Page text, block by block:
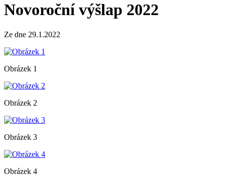
Novoroční výšlap 2022
Ze dne 29.1.2022
Obrázek 1
Obrázek 2
Obrázek 3
Obrázek 4